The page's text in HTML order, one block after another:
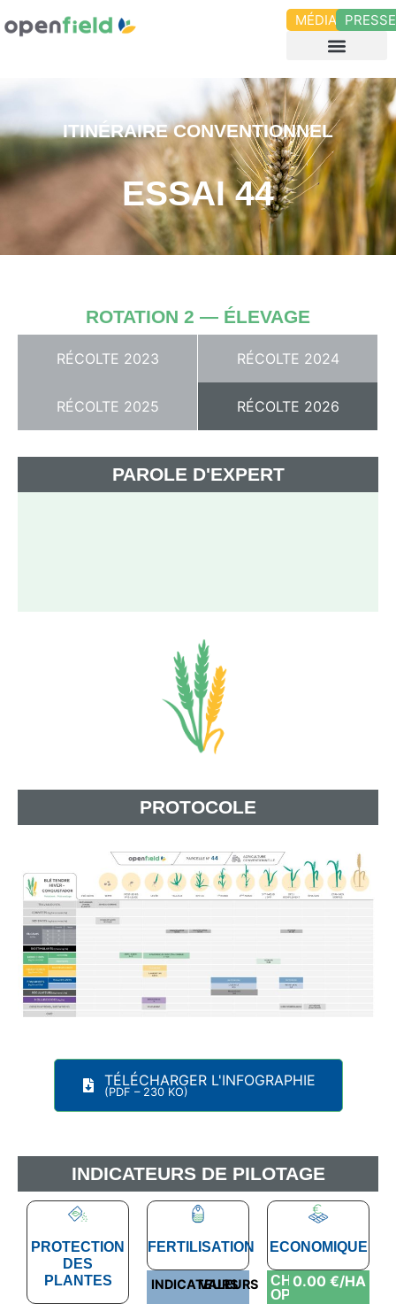
MÉDIAS PRESSE
ITINÉRAIRE CONVENTIONNEL
ESSAI 44
ROTATION 2 — ÉLEVAGE
RÉCOLTE 2023 RÉCOLTE 2024
RÉCOLTE 2025 RÉCOLTE 2026
PAROLE D'EXPERT
PROTOCOLE
TÉLÉCHARGER L'INFOGRAPHIE
(PDF – 230 KO)
INDICATEURS DE PILOTAGE
PROTECTION
DES
PLANTES
FERTILISATION
INDICATEURS
VALEURS
ECONOMIQUE
CHARGES
0.00 €/HA